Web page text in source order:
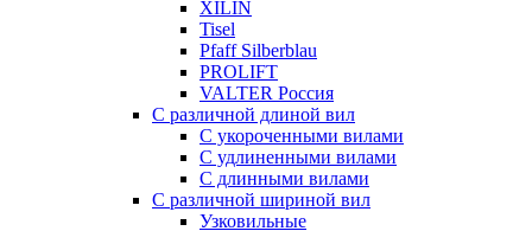
XILIN
Tisel
Pfaff Silberblau
PROLIFT
VALTER Россия
С различной длиной вил
С укороченными вилами
С удлиненными вилами
С длинными вилами
С различной шириной вил
Узковильные